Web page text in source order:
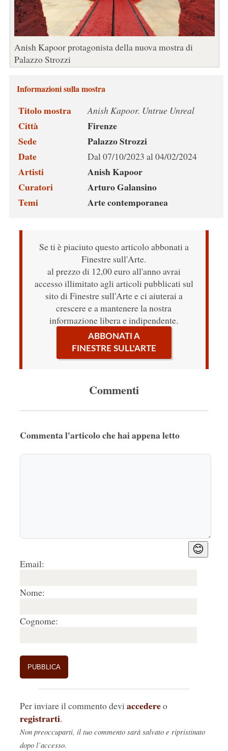
Anish Kapoor protagonista della nuova mostra di
Palazzo Strozzi
Informazioni sulla mostra
Titolo mostra Anish Kapoor. Untrue Unreal
Città
Firenze
Sede
Palazzo Strozzi
Date
Dal 07/10/2023 al 04/02/2024
Artisti
Anish Kapoor
Curatori
Arturo Galansino
Temi
Arte contemporanea
Se ti è piaciuto questo articolo abbonati a
Finestre sull'Arte.
al prezzo di 12,00 euro all'anno avrai
accesso illimitato agli articoli pubblicati sul
sito di Finestre sull'Arte e ci aiuterai a
crescere e a mantenere la nostra
informazione libera e indipendente.
ABBONATI A
FINESTRE SULL'ARTE
Commenti
Commenta l'articolo che hai appena letto
😊
Email:
Nome:
Cognome:
Per inviare il commento devi accedereo
registrarti.
Non preoccuparti, il tuo commento sarà salvato e ripristinato
dopo l’accesso.